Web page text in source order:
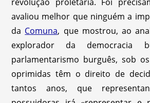
avaliou melhor que ninguém a
da Comuna, que mostrou, ao
explorador da democracia
parlamentarismo burguês, sob
oprimidas têm o direito de
tantos anos, que